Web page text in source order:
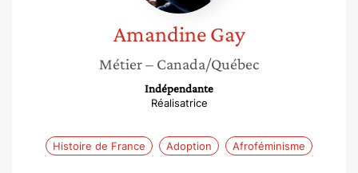
Amandine Gay
Métier– Canada/Québec
Indépendante
Réalisatrice
Histoire de France Adoption Afroféminisme